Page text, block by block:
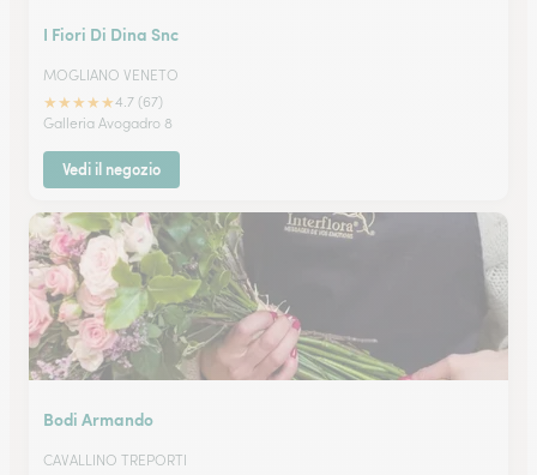
I Fiori Di Dina Snc
MOGLIANO VENETO
★★★★★4.7 (67)
Galleria Avogadro 8
Vedi il negozio
Bodi Armando
CAVALLINO TREPORTI